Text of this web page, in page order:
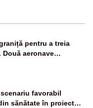
pentru a treia
Două aeronave
au fost ridicate de la
favorabil
sănătate în proiectul